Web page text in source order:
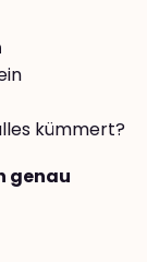
kümmert?
genau